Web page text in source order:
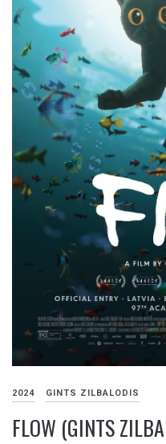
2024 GINTS ZILBALODIS
FLOW (GINTS